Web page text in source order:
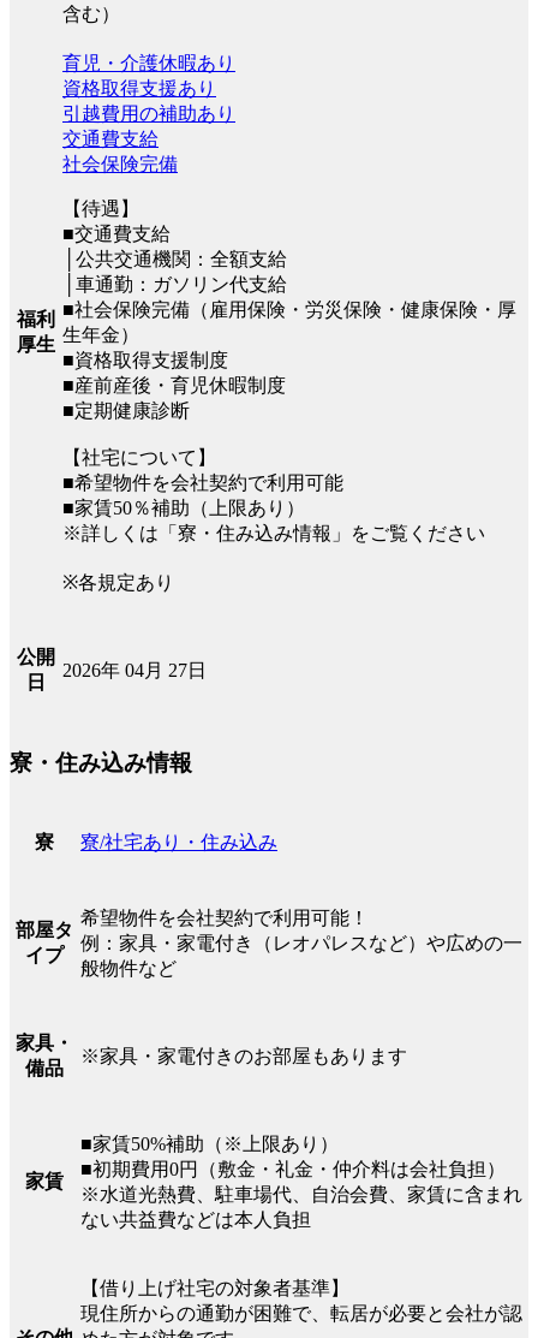
含む）
福利
厚生
育児・介護休暇あり
資格取得支援あり
引越費用の補助あり
交通費支給
社会保険完備
【待遇】
■交通費支給
│公共交通機関：全額支給
│車通勤：ガソリン代支給
■社会保険完備（雇用保険・労災保険・健康保険・厚
生年金）
■資格取得支援制度
■産前産後・育児休暇制度
■定期健康診断
【社宅について】
■希望物件を会社契約で利用可能
■家賃50％補助（上限あり）
※詳しくは「寮・住み込み情報」をご覧ください
※各規定あり
公開
日
2026年 04月 27日
寮・住み込み情報
寮 寮/社宅あり・住み込み
部屋タ
イプ
希望物件を会社契約で利用可能！
例：家具・家電付き（レオパレスなど）や広めの一
般物件など
家具・
備品
※家具・家電付きのお部屋もあります
家賃
■家賃50%補助（※上限あり）
■初期費用0円（敷金・礼金・仲介料は会社負担）
※水道光熱費、駐車場代、自治会費、家賃に含まれ
ない共益費などは本人負担
【借り上げ社宅の対象者基準】
現住所からの通勤が困難で、転居が必要と会社が認